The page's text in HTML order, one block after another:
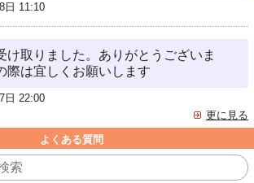
日 11:10
け取りました。ありがとうございま
際は宜しくお願いします
日 22:00
更に見る
よくある質問